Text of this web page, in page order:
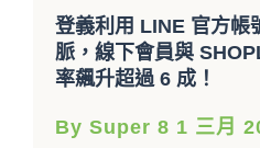
登義利用 LINE 官方帳
脈，線下會員與
率飆升超過 6 成！
By Super 8 1 三月